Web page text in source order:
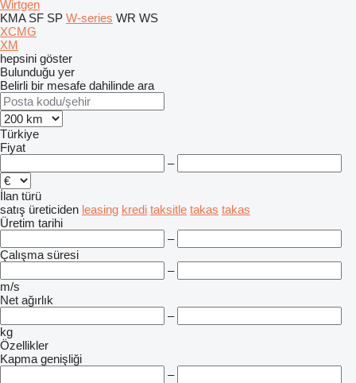
Wirtgen
KMA SF SP W-series WR WS
XCMG
XM
hepsini göster
Bulunduğu yer
Belirli bir mesafe dahilinde ara
Türkiye
Fiyat
–
İlan türü
satış üreticiden leasing kredi taksitle takas takas
Üretim tarihi
–
Çalışma süresi
–
m/s
Net ağırlık
–
kg
Özellikler
Kapma genişliği
–